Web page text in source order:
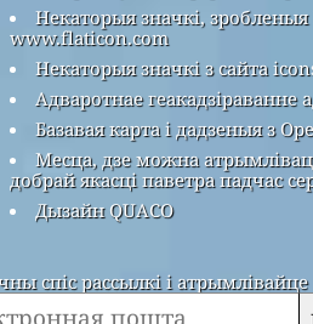
Некаторыя значкі,
www.flaticon.com
Некаторыя значкі з сайта
Адваротнае геакадзіраванне
Базавая карта і дадзеныя з
Месца, дзе можна
добрай якасці паветра падчас
Дызайн QUACO
спіс рассылкі і